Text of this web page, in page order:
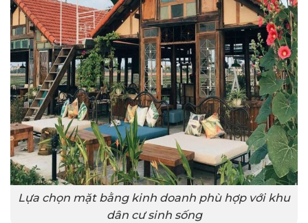
Lựa chọn mặt bằng kinh doanh phù hợp với khu
dân cư sinh sống